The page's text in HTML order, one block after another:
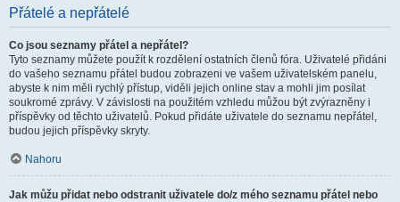
Přátelé a nepřátelé
Co jsou seznamy přátel a nepřátel?
Tyto seznamy můžete použít k rozdělení ostatních členů fóra. Uživatelé přidáni
do vašeho seznamu přátel budou zobrazeni ve vašem uživatelském panelu,
abyste k nim měli rychlý přístup, viděli jejich online stav a mohli jim posílat
soukromé zprávy. V závislosti na použitém vzhledu můžou být zvýrazněny i
příspěvky od těchto uživatelů. Pokud přidáte uživatele do seznamu nepřátel,
budou jejich příspěvky skryty.
Nahoru
Jak můžu přidat nebo odstranit uživatele do/z mého seznamu přátel nebo